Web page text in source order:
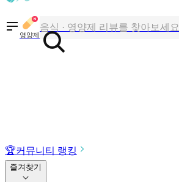
영양제
음식 · 영양제 리뷰를 찾아보세요
🏆커뮤니티 랭킹
즐겨찾기